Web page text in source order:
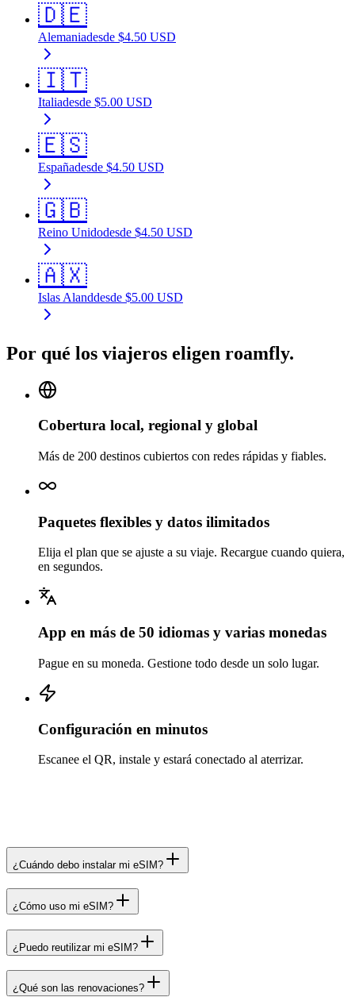
🇩🇪
Alemaniadesde $4.50 USD
🇮🇹
Italiadesde $5.00 USD
🇪🇸
Españadesde $4.50 USD
🇬🇧
Reino Unidodesde $4.50 USD
🇦🇽
Islas Alanddesde $5.00 USD
Por qué los viajeros eligen roamfly.
Cobertura local, regional y global
Más de 200 destinos cubiertos con redes rápidas y fiables.
Paquetes flexibles y datos ilimitados
Elija el plan que se ajuste a su viaje. Recargue cuando quiera,
en segundos.
App en más de 50 idiomas y varias monedas
Pague en su moneda. Gestione todo desde un solo lugar.
Configuración en minutos
Escanee el QR, instale y estará conectado al aterrizar.
¿Cuándo debo instalar mi eSIM?
¿Cómo uso mi eSIM?
¿Puedo reutilizar mi eSIM?
¿Qué son las renovaciones?